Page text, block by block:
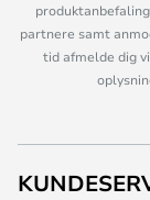
partnere samt
tid afmelde dig